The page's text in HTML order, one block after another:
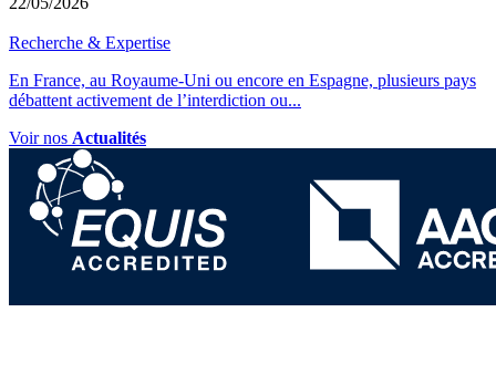
Recherche & Expertise
En France, au Royaume-Uni ou encore en Espagne, plusieurs pays
débattent activement de l’interdiction ou...
Voir nos Actualités